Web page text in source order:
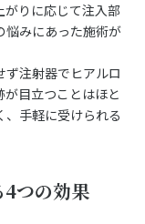
りに応じて注入部
悩みにあった施術が
注射器でヒアルロ
目立つことはほと
手軽に受けられる
4つの効果